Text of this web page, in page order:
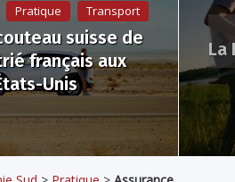
Pratique Transport
suisse de
français aux
Unis
La